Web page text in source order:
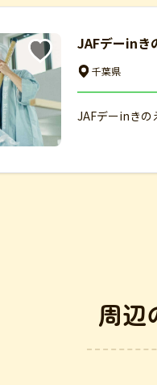
JAFデーinき
千葉県
JAFデーinきの
周辺